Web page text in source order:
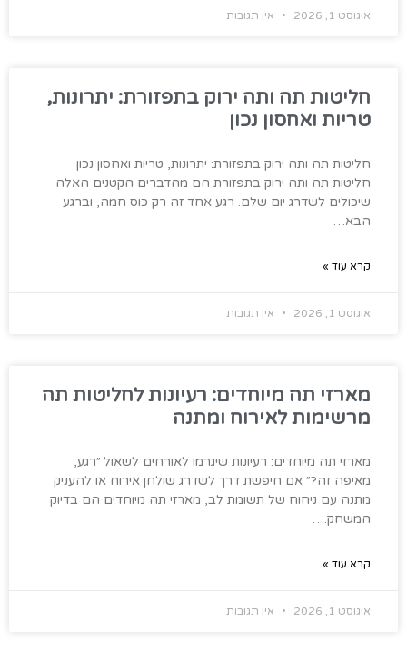
אוגוסט 1, 2026 אין תגובות
חליטות תה ותה ירוק בתפזורת: יתרונות,
טריות ואחסון נכון
חליטות תה ותה ירוק בתפזורת: יתרונות, טריות ואחסון נכון
חליטות תה ותה ירוק בתפזורת הם מהדברים הקטנים האלה
שיכולים לשדרג יום שלם. רגע אחד זה רק כוס חמה, וברגע
הבא…
קרא עוד »
אוגוסט 1, 2026 אין תגובות
מארזי תה מיוחדים: רעיונות לחליטות תה
מרשימות לאירוח ומתנה
מארזי תה מיוחדים: רעיונות שיגרמו לאורחים לשאול ״רגע,
מאיפה זה?״ אם חיפשת דרך לשדרג שולחן אירוח או להעניק
מתנה עם ניחוח של תשומת לב, מארזי תה מיוחדים הם בדיוק
המשחק.…
קרא עוד »
אוגוסט 1, 2026 אין תגובות